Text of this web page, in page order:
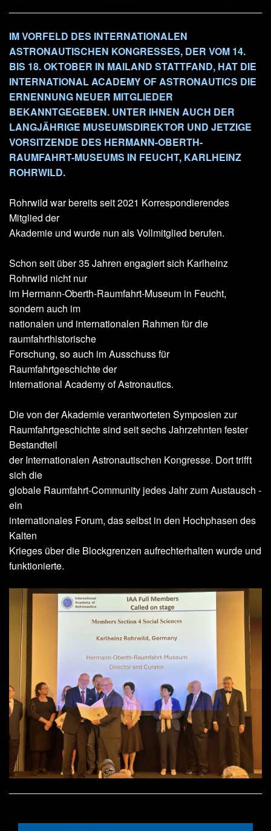
IM VORFELD DES INTERNATIONALEN
ASTRONAUTISCHEN KONGRESSES, DER VOM 14.
BIS 18. OKTOBER IN MAILAND STATTFAND, HAT DIE
INTERNATIONAL ACADEMY OF ASTRONAUTICS DIE
ERNENNUNG NEUER MITGLIEDER
BEKANNTGEGEBEN. UNTER IHNEN AUCH DER
LANGJÄHRIGE MUSEUMSDIREKTOR UND JETZIGE
VORSITZENDE DES HERMANN-OBERTH-
RAUMFAHRT-MUSEUMS IN FEUCHT, KARLHEINZ
ROHRWILD.
Rohrwild war bereits seit 2021 Korrespondierendes
Mitglied der
Akademie und wurde nun als Vollmitglied berufen.
Schon seit über 35 Jahren engagiert sich Karlheinz
Rohrwild nicht nur
im Hermann-Oberth-Raumfahrt-Museum in Feucht,
sondern auch im
nationalen und internationalen Rahmen für die
raumfahrthistorische
Forschung, so auch im Ausschuss für
Raumfahrtgeschichte der
International Academy of Astronautics.
Die von der Akademie verantworteten Symposien zur
Raumfahrtgeschichte sind seit sechs Jahrzehnten fester
Bestandteil
der Internationalen Astronautischen Kongresse. Dort trifft
sich die
globale Raumfahrt-Community jedes Jahr zum Austausch -
ein
internationales Forum, das selbst in den Hochphasen des
Kalten
Krieges über die Blockgrenzen aufrechterhalten wurde und
funktionierte.